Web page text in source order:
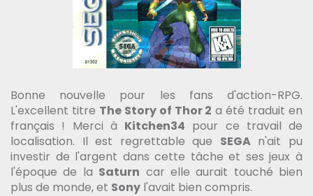
Bonne nouvelle pour les fans d'action-RPG.
L'excellent titre The Story of Thor 2 a été traduit en
français ! Merci à Kitchen34 pour ce travail de
localisation. Il est regrettable que SEGAn'ait pu
investir de l'argent dans cette tâche et ses jeux à
l'époque de la Saturn car elle aurait touché bien
plus de monde, et Sony l'avait bien compris.